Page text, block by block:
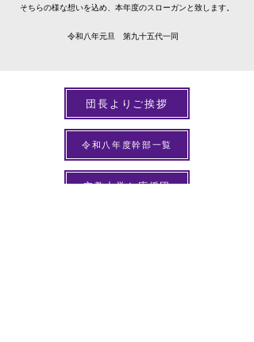
​そちらの様な想いを込め、本年度のスローガンと致します。
​令和八年元旦 第九十五代一同
団長よりご挨拶
令和八年度幹部一覧
立教大学と応援団